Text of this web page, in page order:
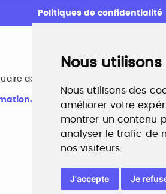
Nous
Nous utilisons des
améliorer votre
montrer un contenu
analyser le trafic de
nos visiteurs.
J'accepte Je
Politiques de confidentialité
des formations aux